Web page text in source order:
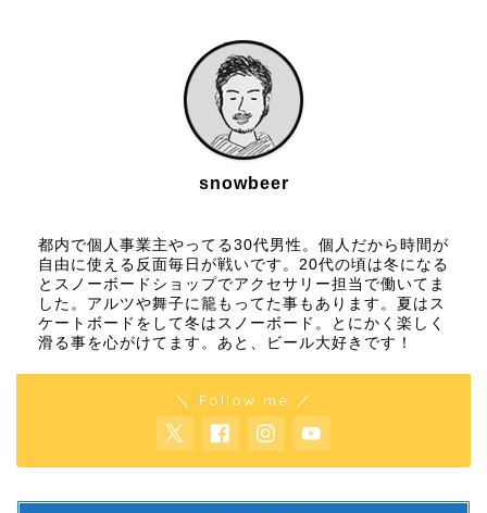
snowbeer
都内で個人事業主やってる30代男性。個人だから時間が
自由に使える反面毎日が戦いです。20代の頃は冬になる
とスノーボードショップでアクセサリー担当で働いてま
した。アルツや舞子に籠もってた事もあります。夏はス
ケートボードをして冬はスノーボード。とにかく楽しく
滑る事を心がけてます。あと、ビール大好きです！
＼ Follow me ／